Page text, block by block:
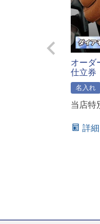
オーダ
仕立券
名入れ
当店特
詳